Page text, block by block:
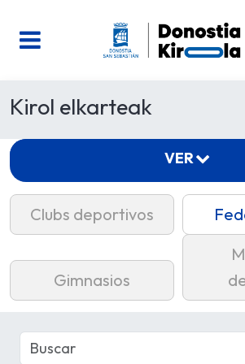
Kirol elkarteak
Clubs deportivos
Gimnasios
VER